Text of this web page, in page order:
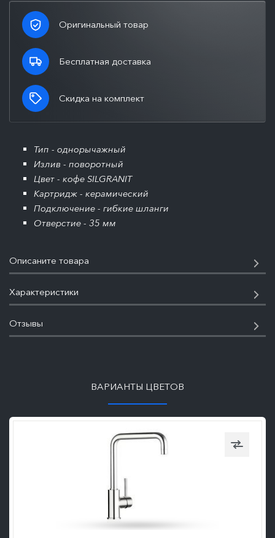
Оригинальный товар
Бесплатная доставка
Скидка на комплект
Тип - однорычажный
Излив - поворотный
Цвет - кофе SILGRANIT
Картридж - керамический
Подключение - гибкие шланги
Отверстие - 35 мм
Описаните товара
Характеристики
Отзывы
ВАРИАНТЫ ЦВЕТОВ